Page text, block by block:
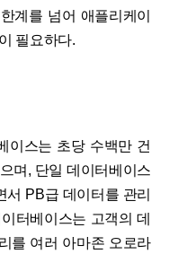
계를 넘어 애플리케이
필요하다.
이스는 초당 수백만 건
며, 단일 데이터베이스
PB급 데이터를 관리
터베이스는 고객의 데
를 여러 아마존 오로라